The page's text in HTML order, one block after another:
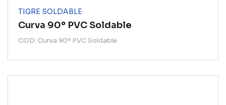
TIGRE SOLDABLE
Curva 90º PVC Soldable
COD: Curva 90º PVC Soldable